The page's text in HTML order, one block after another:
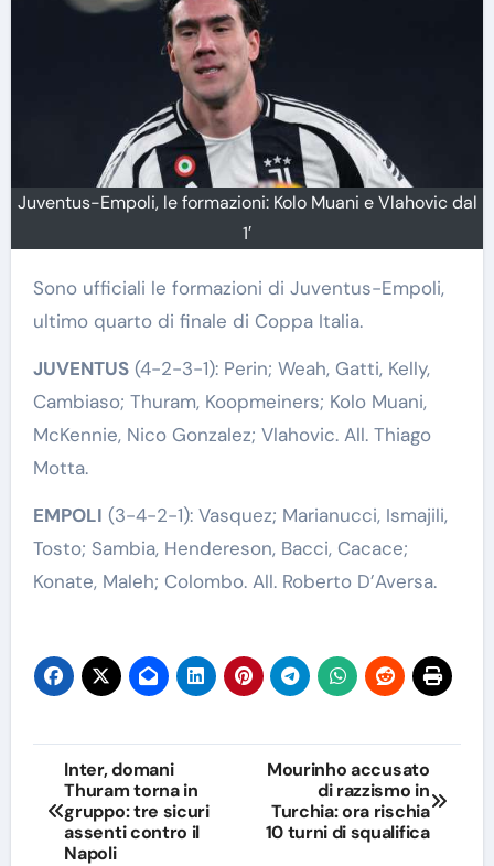
Juventus-Empoli, le formazioni: Kolo Muani e Vlahovic dal
1′
Sono ufficiali le formazioni di Juventus-Empoli,
ultimo quarto di finale di Coppa Italia.
JUVENTUS(4-2-3-1): Perin; Weah, Gatti, Kelly,
Cambiaso; Thuram, Koopmeiners; Kolo Muani,
McKennie, Nico Gonzalez; Vlahovic. All. Thiago
Motta.
EMPOLI (3-4-2-1): Vasquez; Marianucci, Ismajili,
Tosto; Sambia, Hendereson, Bacci, Cacace;
Konate, Maleh; Colombo. All. Roberto D’Aversa.
Navigazione
articoli
Inter, domani
Thuram torna in
gruppo: tre sicuri
assenti contro il
Napoli
Mourinho accusato
di razzismo in
Turchia: ora rischia
10 turni di squalifica